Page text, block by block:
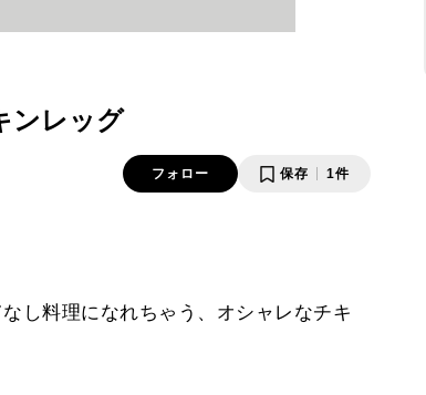
ンレッグ
フォロー 保存 1件
し料理になれちゃう、オシャレなチキ